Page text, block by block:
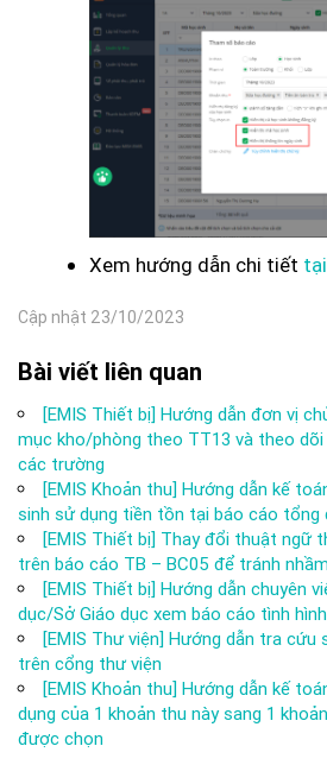
Xem hướng dẫn chi tiết
Cập nhật 23/10/2023
Bài viết liên quan
[EMIS Thiết bị] Hướng dẫn đơn vị
mục kho/phòng theo TT13 và theo
các trường
[EMIS Khoản thu] Hướng dẫn kế
sinh sử dụng tiền tồn tại báo cáo tổng
[EMIS Thiết bị] Thay đổi thuật ngữ
trên báo cáo TB – BC05 để tránh
[EMIS Thiết bị] Hướng dẫn chuyên
dục/Sở Giáo dục xem báo cáo tình
[EMIS Thư viện] Hướng dẫn tra cứu
trên cổng thư viện
[EMIS Khoản thu] Hướng dẫn kế
dụng của 1 khoản thu này sang 1
được chọn